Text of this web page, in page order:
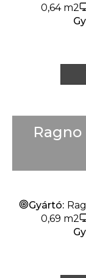
0,64 m2
Ragno
Gyártó:
0,69 m2